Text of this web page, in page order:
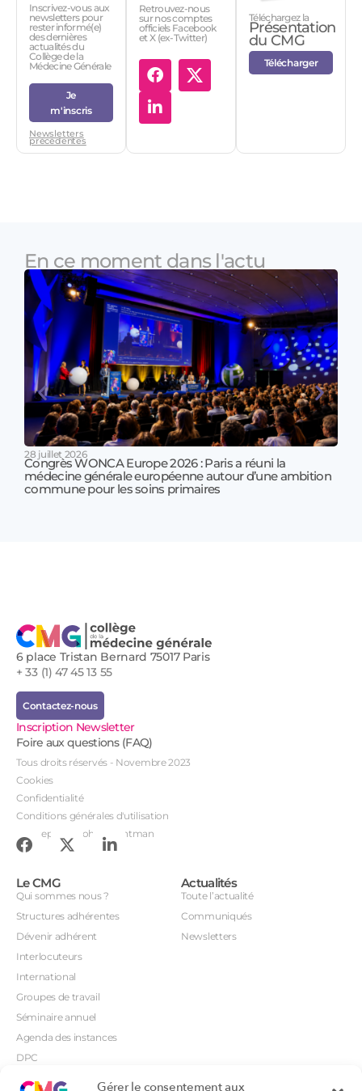
Gérer le consentement aux
Inscrivez-vous aux
newsletters pour
rester informé(e)
des dernières
actualités du
Collège de la
Médecine Générale
Je
m'inscris
Newsletters
précédentes
Retrouvez-nous
sur nos comptes
officiels Facebook
et X (ex-Twitter)
Téléchargez la
Présentation
du CMG
Télécharger
En ce moment dans l'actu
28 juillet 2026
Congrès WONCA Europe 2026 : Paris a réuni la
médecine générale européenne autour d’une ambition
commune pour les soins primaires
6 place Tristan Bernard 75017 Paris
+ 33 (1) 47 45 13 55
Contactez-nous
Inscription Newsletter
Foire aux questions (FAQ)
Tous droits réservés - Novembre 2023
Cookies
Confidentialité
Conditions générales d'utilisation
Conception : John Brightman
Le CMG
Qui sommes nous ?
Structures adhérentes
Dévenir adhérent
Interlocuteurs
International
Groupes de travail
Séminaire annuel
Agenda des instances
DPC
CSI
Actualités
Toute l’actualité
Communiqués
Newsletters